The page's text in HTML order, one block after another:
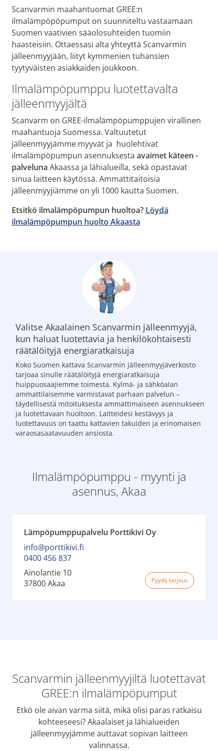
Scanvarmin maahantuomat GREE:n
ilmalämpöpöpumput on suunniteltu vastaamaan
Suomen vaativien sääolosuhteiden tuomiin
haasteisiin. Ottaessasi alta yhteyttä Scanvarmin
jälleenmyyjään, liityt kymmenien tuhansien
tyytyväisten asiakkaiden joukkoon.
Ilmalämpöpumppu luotettavalta
jälleenmyyjältä
Scanvarm on GREE-ilmalämpöpumppujen virallinen
maahantuoja Suomessa. Valtuutetut
jälleenmyyjämme myyvät ja huolehtivat
ilmalämpöpumpun asennuksesta avaimet käteen -
palveluna Akaassa ja lähialueilla, sekä opastavat
sinua laitteen käytössä. Ammattitaitoisia
jälleenmyyjiämme on yli 1000 kautta Suomen.
Etsitkö ilmalämpöpumpun huoltoa? Löydä
ilmalämpöpumpun huolto Akaasta
Valitse Akaalainen Scanvarmin jälleenmyyjä,
kun haluat luotettavia ja henkilökohtaisesti
räätälöityjä energiaratkaisuja
Koko Suomen kattava Scanvarmin jälleenmyyjäverkosto
tarjoaa sinulle räätälöityjä energiaratkaisuja
huippuosaajiemme toimesta. Kylmä- ja sähköalan
ammattilaisemme varmistavat parhaan palvelun –
täydellisestä mitoituksesta ammattimaiseen asennukseen
ja luotettavaan huoltoon. Laitteidesi kestävyys ja
luotettavuus on taattu kattavien takuiden ja erinomaisen
varaosasaatavuuden ansiosta.
Ilmalämpöpumppu - myynti ja
asennus, Akaa
Lämpöpumppupalvelu Porttikivi Oy
info@porttikivi.fi
0400 456 837
Ainolantie 10
37800 Akaa
Pyydä tarjous
Scanvarmin jälleenmyyjiltä luotettavat
GREE:n ilmalämpöpumput
Etkö ole aivan varma siitä, mikä olisi paras ratkaisu
kohteeseesi? Akaalaiset ja lähialueiden
jälleenmyyjämme auttavat sopivan laitteen
valinnassa.